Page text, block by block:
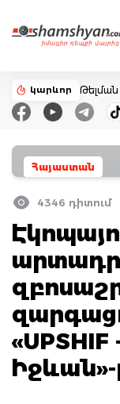
կարևոր
Հայաստան
4346 դիտում
Իջևան»-